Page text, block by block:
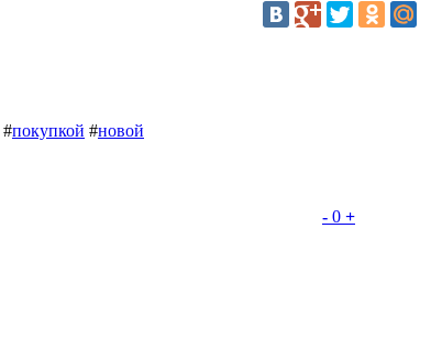
#покупкой #новой
- 0 +